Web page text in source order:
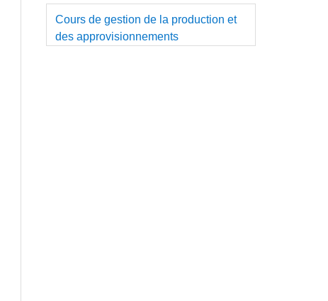
Cours de gestion de la production et
des approvisionnements